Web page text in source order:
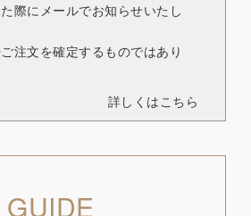
際にメールでお知らせいたし
注文を確定するものではあり
詳しくはこちら
GUIDE